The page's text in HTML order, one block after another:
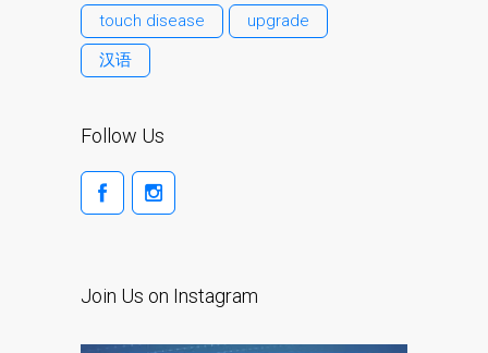
Chargeurs pour Apple
Écran sombre sur
touch disease
upgrade
汉语
Follow Us
Join Us on Instagram